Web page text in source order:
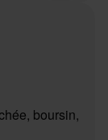
boursin,